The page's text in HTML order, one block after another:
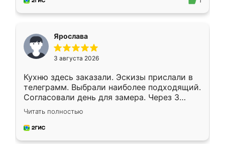
Ярослава
3 августа 2026
Кухню здесь заказали. Эскизы прислали в
телеграмм. Выбрали наиболее подходящий.
Согласовали день для замера. Через 3
недели кухня была уже готова. Остались
довольны работой. Спасибо Ренессанс
мебель за качественную работу!
Читать полностью